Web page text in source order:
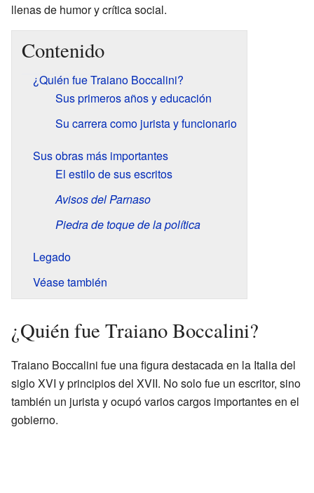
llenas de humor y crítica social.
Contenido
¿Quién fue Traiano Boccalini?
Sus primeros años y educación
Su carrera como jurista y funcionario
Sus obras más importantes
El estilo de sus escritos
Avisos del Parnaso
Piedra de toque de la política
Legado
Véase también
¿Quién fue Traiano Boccalini?
Traiano Boccalini fue una figura destacada en la Italia del
siglo XVI y principios del XVII. No solo fue un escritor, sino
también un jurista y ocupó varios cargos importantes en el
gobierno.